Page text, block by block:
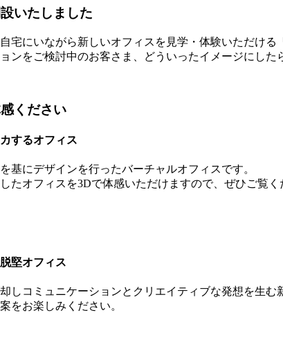
いたしました
宅にいながら新しいオフィスを見学・体験いただける
ンをご検討中のお客さま、どういったイメージにし
ください
するオフィス
基にデザインを行ったバーチャルオフィスです。
たオフィスを3Dで体感いただけますので、ぜひご覧く
堅オフィス
しコミュニケーションとクリエイティブな発想を生む
をお楽しみください。